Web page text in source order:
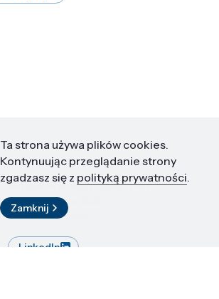
Kontakt
Instytut Wysokich Ciśnień PAN
ul. Sokołowska 29/37
01-142 Warszawa
LinkedIn
Ta strona używa plików cookies.
Kontynuując przeglądanie strony
zgadzasz się z polityką prywatności.
Zamknij